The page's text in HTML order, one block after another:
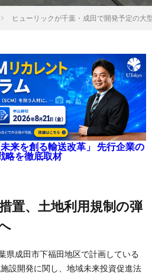
ヒューリックが千葉・成田で開発予定の大
来を創る輸送改革」 先行企業の
略を徹底取材
県成田市下福田地区で計画している
設開発に関し、地域未来投資促進法